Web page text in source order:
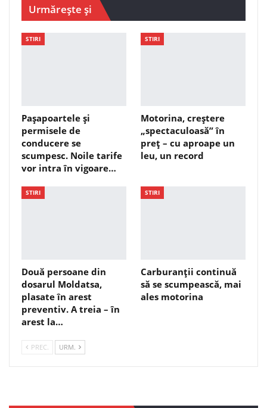
Urmărește și
STIRI
Pașapoartele și
permisele de
conducere se
scumpesc. Noile tarife
vor intra în vigoare…
STIRI
Motorina, creștere
„spectaculoasă” în
preț – cu aproape un
leu, un record
STIRI
Două persoane din
dosarul Moldatsa,
plasate în arest
preventiv. A treia – în
arest la…
STIRI
Carburanții continuă
să se scumpească, mai
ales motorina
PREC. URM.